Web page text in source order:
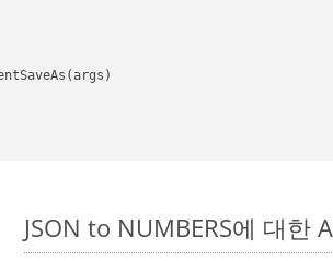
JSON to NUMBERS에 대한